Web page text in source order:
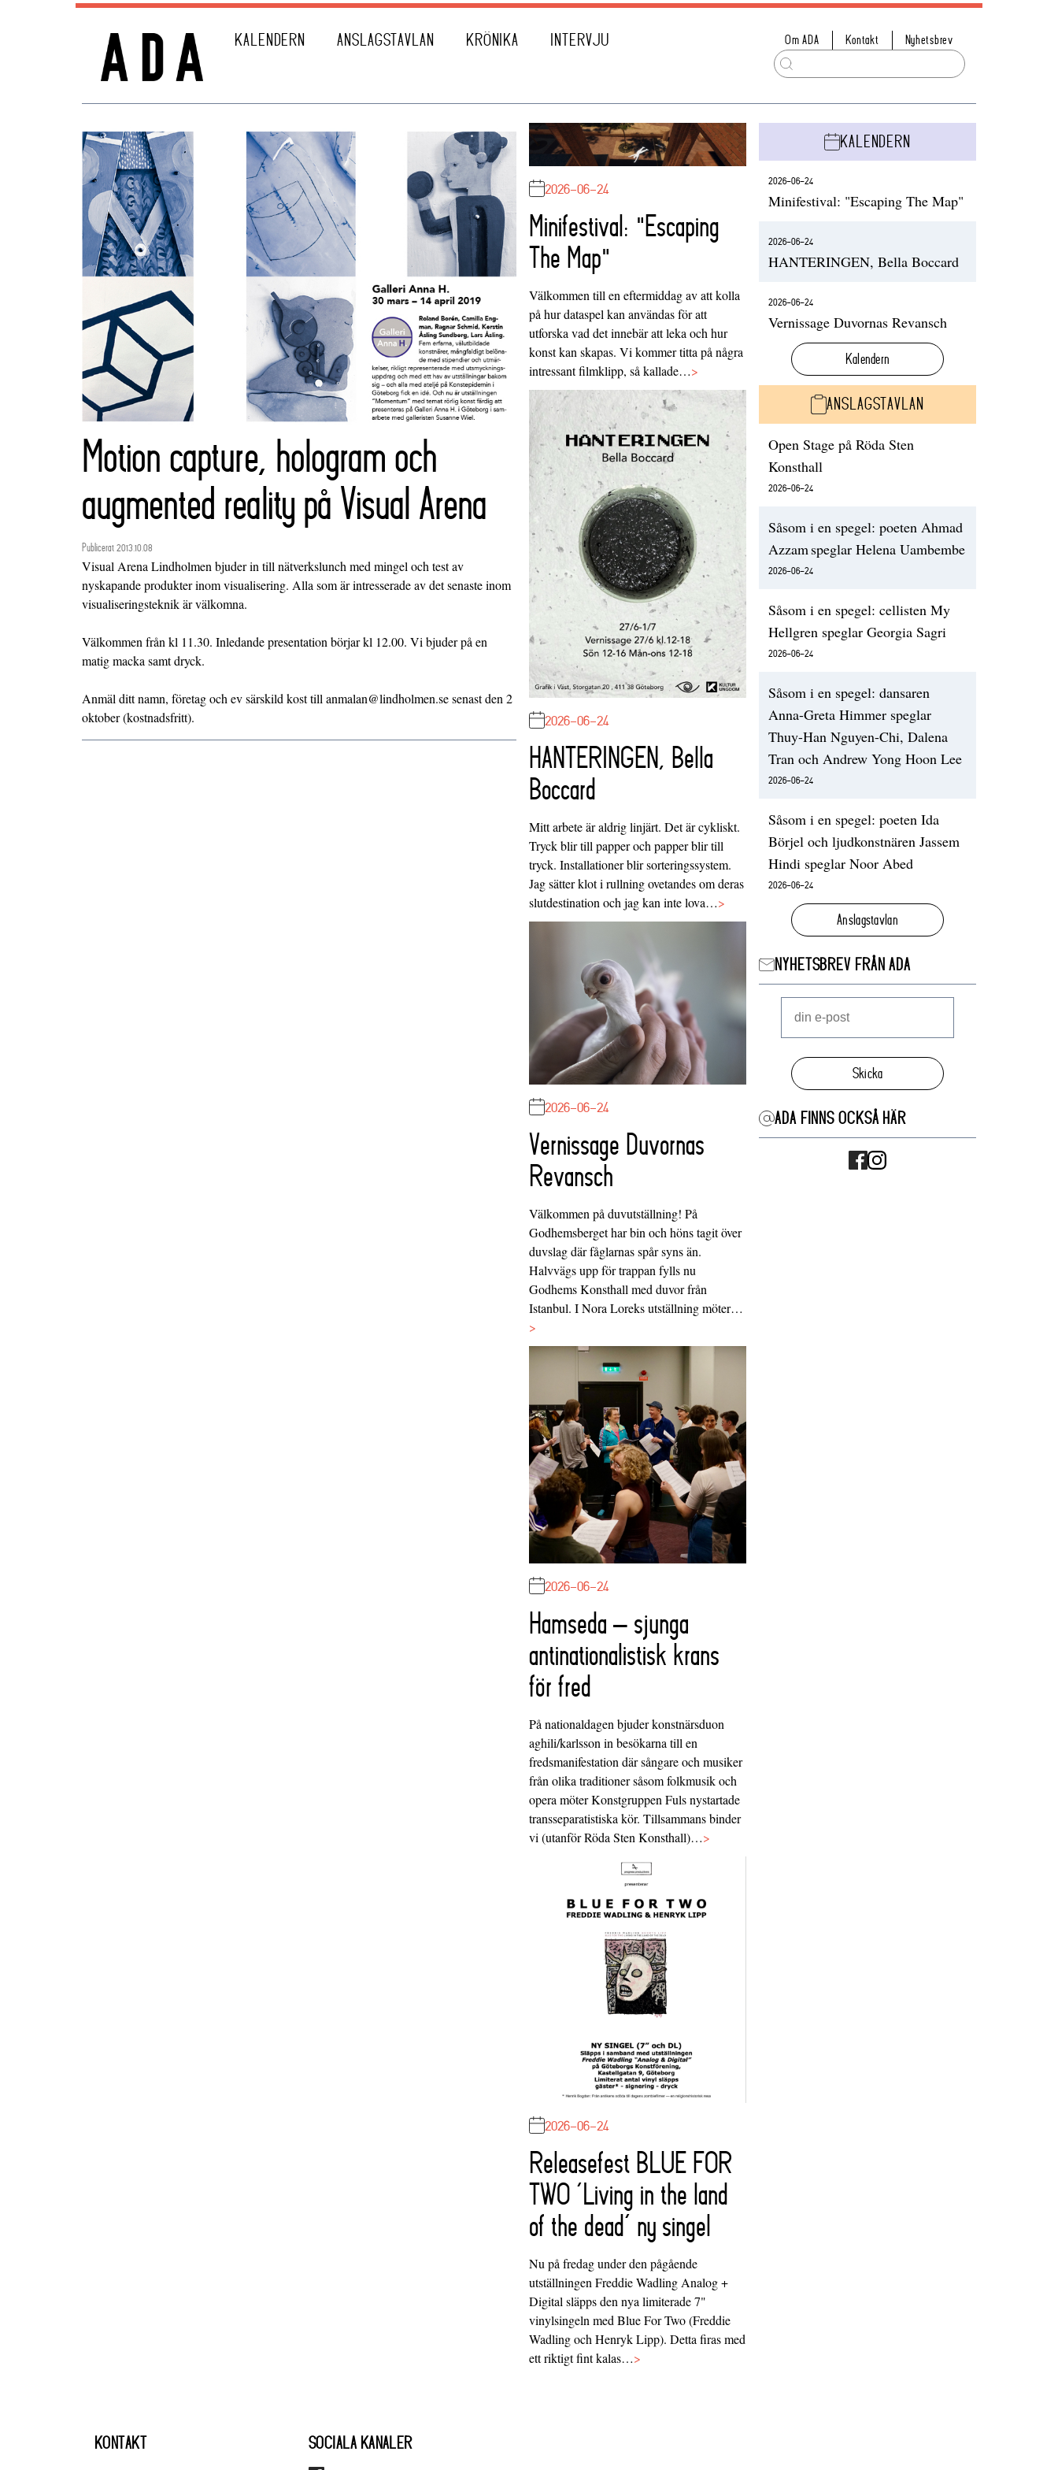
KALENDERN ANSLAGSTAVLAN KRÖNIKA INTERVJU Om ADA Kontakt Nyhetsbrev
Motion capture, hologram och
augmented reality på Visual Arena
Publicerat 2013.10.08
Visual Arena Lindholmen bjuder in till nätverkslunch med mingel och test av
nyskapande produkter inom visualisering. Alla som är intresserade av det senaste inom
visualiseringsteknik är välkomna.
Välkommen från kl 11.30. Inledande presentation börjar kl 12.00. Vi bjuder på en
matig macka samt dryck.
Anmäl ditt namn, företag och ev särskild kost till anmalan@lindholmen.se senast den 2
oktober (kostnadsfritt).
2026-06-24
Minifestival: "Escaping
The Map"
Välkommen till en eftermiddag av att kolla
på hur dataspel kan användas för att
utforska vad det innebär att leka och hur
konst kan skapas. Vi kommer titta på några
intressant filmklipp, så kallade…>
2026-06-24
HANTERINGEN, Bella
Boccard
Mitt arbete är aldrig linjärt. Det är cykliskt.
Tryck blir till papper och papper blir till
tryck. Installationer blir sorteringssystem.
Jag sätter klot i rullning ovetandes om deras
slutdestination och jag kan inte lova…>
2026-06-24
Vernissage Duvornas
Revansch
Välkommen på duvutställning! På
Godhemsberget har bin och höns tagit över
duvslag där fåglarnas spår syns än.
Halvvägs upp för trappan fylls nu
Godhems Konsthall med duvor från
Istanbul. I Nora Loreks utställning möter…
>
2026-06-24
Hamseda – sjunga
antinationalistisk krans
för fred
På nationaldagen bjuder konstnärsduon
aghili/karlsson in besökarna till en
fredsmanifestation där sångare och musiker
från olika traditioner såsom folkmusik och
opera möter Konstgruppen Fuls nystartade
transseparatistiska kör. Tillsammans binder
vi (utanför Röda Sten Konsthall)…>
2026-06-24
Releasefest BLUE FOR
TWO ‘Living in the land
of the dead’ ny singel
Nu på fredag under den pågående
utställningen Freddie Wadling Analog +
Digital släpps den nya limiterade 7"
vinylsingeln med Blue For Two (Freddie
Wadling och Henryk Lipp). Detta firas med
ett riktigt fint kalas…>
KALENDERN
2026-06-24
Minifestival: "Escaping The Map"
2026-06-24
HANTERINGEN, Bella Boccard
2026-06-24
Vernissage Duvornas Revansch
Kalendern
ANSLAGSTAVLAN
Open Stage på Röda Sten
Konsthall
2026-06-24
Såsom i en spegel: poeten Ahmad
Azzam speglar Helena Uambembe
2026-06-24
Såsom i en spegel: cellisten My
Hellgren speglar Georgia Sagri
2026-06-24
Såsom i en spegel: dansaren
Anna-Greta Himmer speglar
Thuy-Han Nguyen-Chi, Dalena
Tran och Andrew Yong Hoon Lee
2026-06-24
Såsom i en spegel: poeten Ida
Börjel och ljudkonstnären Jassem
Hindi speglar Noor Abed
2026-06-24
Anslagstavlan
NYHETSBREV FRÅN ADA
Skicka
ADA FINNS OCKSÅ HÄR
KONTAKT SOCIALA KANALER